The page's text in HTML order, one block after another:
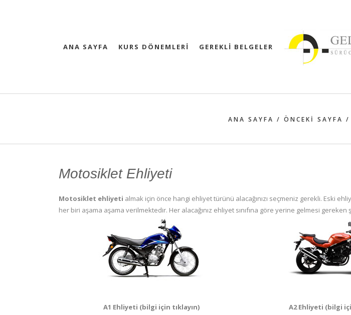
ANA SAYFA KURS DÖNEMLERİ GEREKLİ BELGELER
ANA SAYFA / ÖNCEKI SAYFA /
Motosiklet Ehliyeti
Motosiklet ehliyeti almak için önce hangi ehliyet türünü alacağınızı seçmeniz gerekli. Eski
her biri aşama aşama verilmektedir. Her alacağınız ehliyet sınıfına göre yerine gelmesi gereken
A1 Ehliyeti (bilgi için tıklayın) A2 Ehliyeti (bilgi